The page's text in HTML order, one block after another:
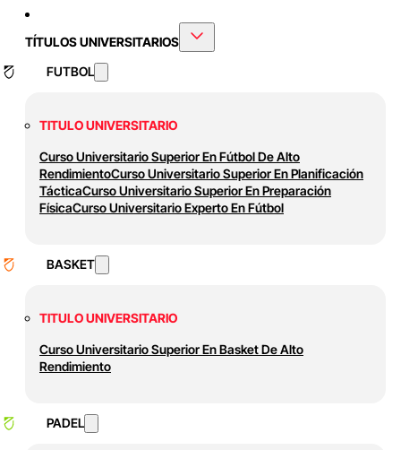
TÍTULOS UNIVERSITARIOS
FUTBOL
TITULO UNIVERSITARIO
Curso Universitario Superior En Fútbol De Alto
RendimientoCurso Universitario Superior En Planificación
TácticaCurso Universitario Superior En Preparación
FísicaCurso Universitario Experto En Fútbol
BASKET
TITULO UNIVERSITARIO
Curso Universitario Superior En Basket De Alto
Rendimiento
PADEL